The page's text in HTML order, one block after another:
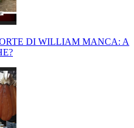
DI WILLIAM MANCA: A